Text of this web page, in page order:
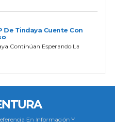
De Tindaya Cuente Con
Continúan Esperando La
En Información Y